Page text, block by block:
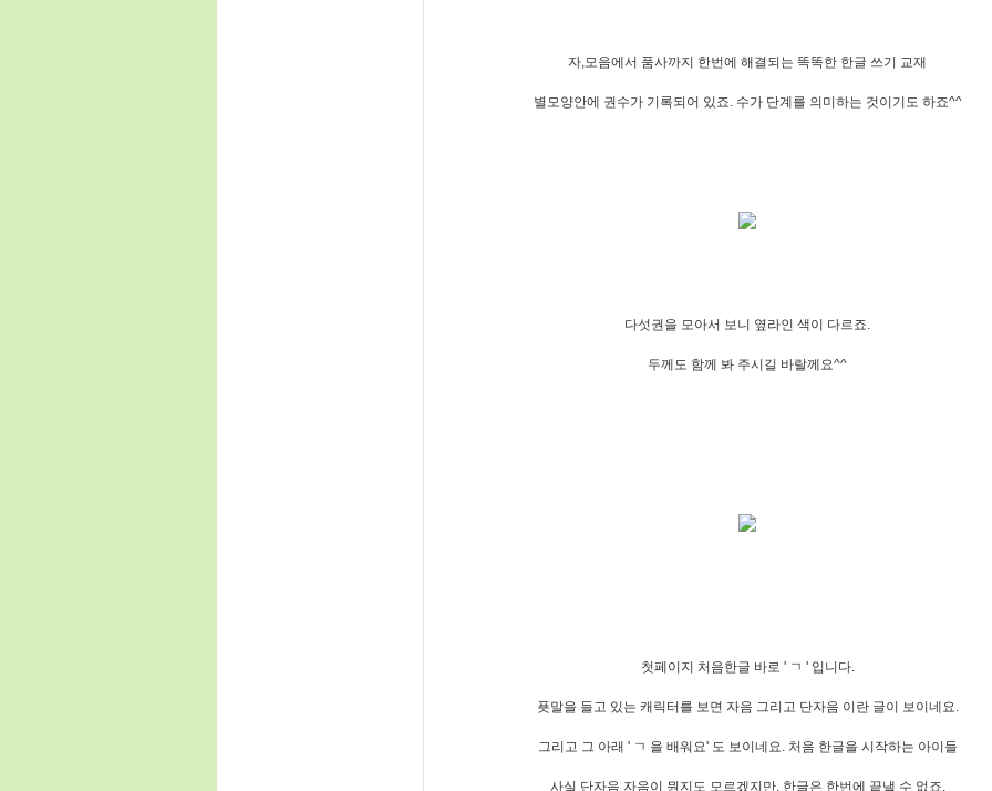
자,모음에서 품사까지 한번에 해결되는 똑똑한 한글 쓰기 교재
별모양안에 권수가 기록되어 있죠. 수가 단계를 의미하는 것이기도 하죠^^
다섯권을 모아서 보니 옆라인 색이 다르죠.
두께도 함께 봐 주시길 바랄께요^^
첫페이지 처음한글 바로 ' ㄱ ' 입니다.
푯말을 들고 있는 캐릭터를 보면 자음 그리고 단자음 이란 글이 보이네요.
그리고 그 아래 ' ㄱ 을 배워요' 도 보이네요. 처음 한글을 시작하는 아이들
사실 단자음 자음이 뭔지도 모르겠지만, 한글은 한번에 끝낼 수 없죠.